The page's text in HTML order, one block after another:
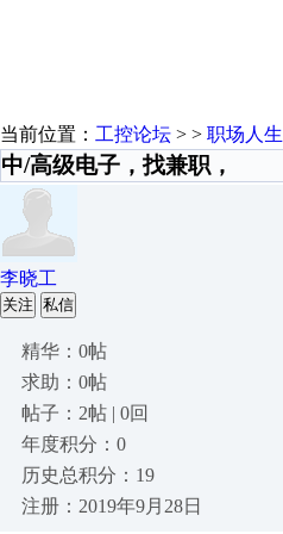
当前位置： 工控论坛 > > 职场人生
中/高级电子，找兼职，
李晓工
关注 私信
精华：0帖
求助：0帖
帖子：2帖 | 0回
年度积分：0
历史总积分：19
注册：2019年9月28日